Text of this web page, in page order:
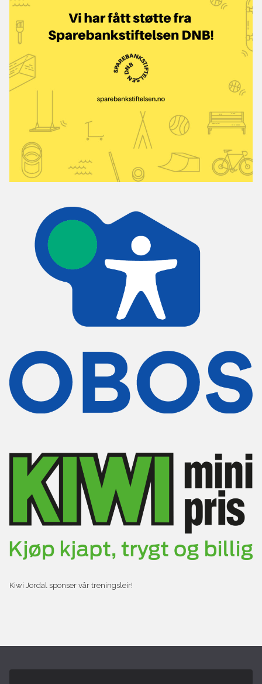
Kiwi Jordal sponser vår treningsleir!